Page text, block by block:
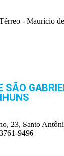
- Maurício
SÃO
23, Santo
9496